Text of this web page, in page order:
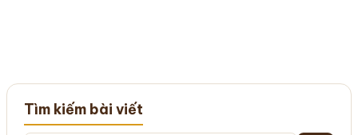
Tìm kiếm bài viết